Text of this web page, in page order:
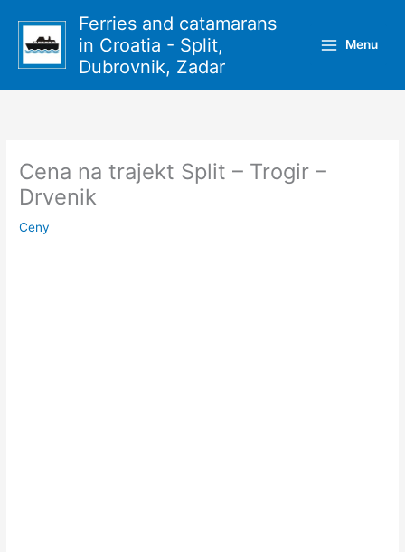
obsah
Ferries and catamarans
in Croatia - Split,
Dubrovnik, Zadar
Menu
Cena na trajekt Split – Trogir –
Drvenik
Ceny